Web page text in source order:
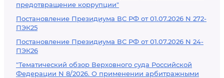
предотвращение коррупции"
Постановление Президиума ВС РФ от 01.07.2026 N 272-
ПЭК25
Постановление Президиума ВС РФ от 01.07.2026 N 24-
ПЭК26
"Тематический обзор Верховного суда Российской
Федерации N 8/2026. О применении арбитражными